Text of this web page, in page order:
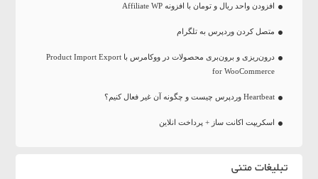
افزودن واحد ریال و تومان با افزونه Affiliate WP
متصل کردن وردپرس به تلگرام
درون‌ریزی و برون‌بری محصولات در ووکامرس با Product Import Export
for WooCommerce
Heartbeat وردپرس چیست و چگونه آن غیر فعال کنیم؟
اسکریپت اکانت ساز + پرداخت انلاین
تبلیغات متنی